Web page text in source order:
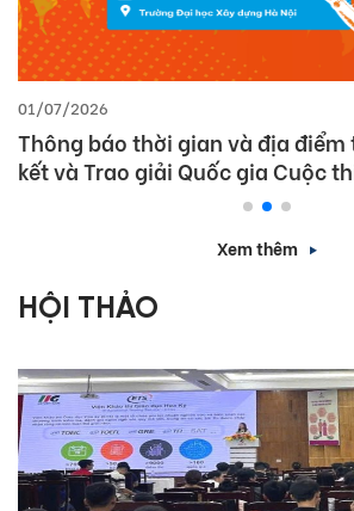
01/07/2026
Thông báo thời gian và địa điểm
kết và Trao giải Quốc gia Cuộc
Xem thêm
HỘI THẢO